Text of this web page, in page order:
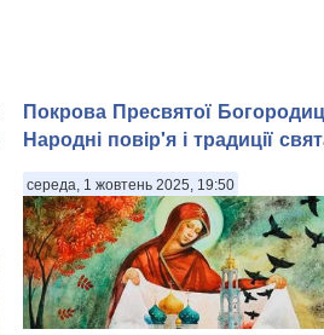
Покрова Пресвятої
Народні повір'я і традиції
середа, 1 жовтень 2025, 19:50